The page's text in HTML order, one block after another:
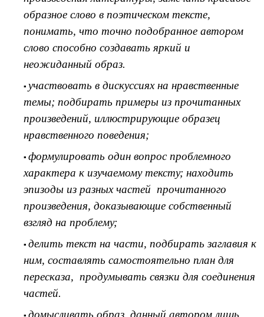
образное слово в поэтическом тексте,
понимать, что точно подобранное автором
слово способно создавать яркий и
неожиданный образ.
участвовать в дискуссиях на нравственные
темы; подбирать примеры из прочитанных
произведений, иллюстрирующие образец
нравственного поведения;
формулировать один вопрос проблемного
характера к изучаемому тексту; находить
эпизоды из разных частей прочитанного
произведения, доказывающие собственный
взгляд на проблему;
делить текст на части, подбирать заглавия к
ним, составлять самостоятельно план для
пересказа, продумывать связки для соединения
частей.
домысливать образ, данный автором лишь